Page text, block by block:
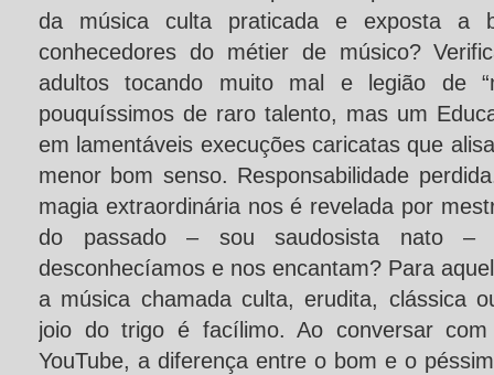
da música culta praticada e exposta a
conhecedores do métier de músico?
adultos tocando muito mal e legião de
pouquíssimos de raro talento, mas um
em lamentáveis execuções caricatas que
menor bom senso. Responsabilidade
magia extraordinária nos é revelada por
do passado – sou saudosista nato –
desconhecíamos e nos encantam? Para
a música chamada culta, erudita, clássica
joio do trigo é facílimo. Ao conversar
YouTube, a diferença entre o bom e o